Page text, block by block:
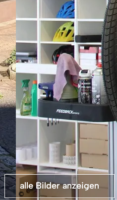
©
alle Bilder anzeigen
alle Bilder anzeigen